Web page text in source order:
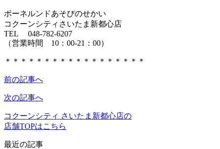
ボーネルンドあそびのせかい
コクーンシティさいたま新都心店
TEL 048-782-6207
（営業時間 10：00-21：00）
＊＊＊＊＊＊＊＊＊＊＊＊＊＊＊＊＊＊
前の記事へ
次の記事へ
コクーンシティ さいたま新都心店の
店舗TOPはこちら
最近の記事